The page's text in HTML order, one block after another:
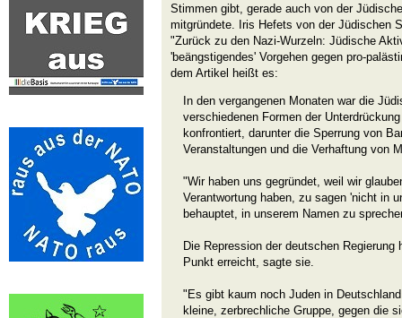
Stimmen gibt, gerade auch von der
mitgründete. Iris Hefets von der Jüdischen
"Zurück zu den Nazi-Wurzeln: Jüdische
'beängstigendes' Vorgehen gegen pro-
dem Artikel heißt es:
In den vergangenen Monaten war die
verschiedenen Formen der
konfrontiert, darunter die Sperrung von
Veranstaltungen und die Verhaftung von
"Wir haben uns gegründet, weil wir
Verantwortung haben, zu sagen 'nicht in
behauptet, in unserem Namen zu
Die Repression der deutschen Regierung
Punkt erreicht, sagte sie.
"Es gibt kaum noch Juden in
kleine, zerbrechliche Gruppe, gegen die